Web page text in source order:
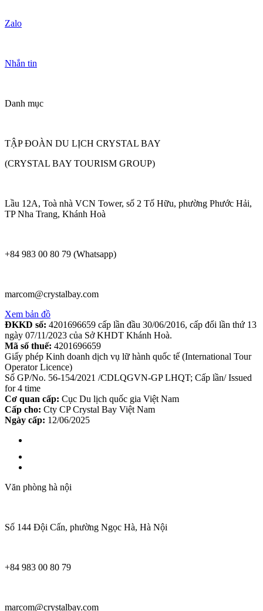
Zalo
Nhắn tin
Danh mục
TẬP ĐOÀN DU LỊCH CRYSTAL BAY
(CRYSTAL BAY TOURISM GROUP)
Lầu 12A, Toà nhà VCN Tower, số 2 Tố Hữu, phường Phước Hải,
TP Nha Trang, Khánh Hoà
+84 983 00 80 79 (Whatsapp)
marcom@crystalbay.com
Xem bản đồ
ĐKKD số: 4201696659 cấp lần đầu 30/06/2016, cấp đổi lần thứ 13
ngày 07/11/2023 của Sở KHDT Khánh Hoà.
Mã số thuế: 4201696659
Giấy phép Kinh doanh dịch vụ lữ hành quốc tế (International Tour
Operator Licence)
Số GP/No. 56-154/2021 /CDLQGVN-GP LHQT; Cấp lần/ Issued
for 4 time
Cơ quan cấp: Cục Du lịch quốc gia Việt Nam
Cấp cho: Cty CP Crystal Bay Việt Nam
Ngày cấp: 12/06/2025
Văn phòng hà nội
Số 144 Đội Cấn, phường Ngọc Hà, Hà Nội
+84 983 00 80 79
marcom@crystalbay.com